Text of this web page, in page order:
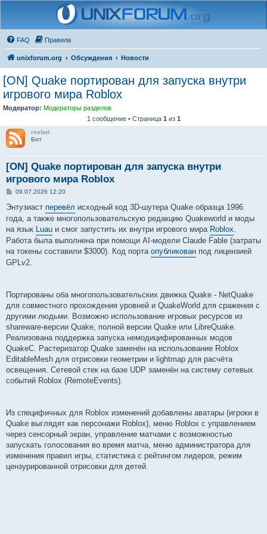
FAQ Правила
unixforum.org Обсуждения Новости
[ON] Quake портирован для запуска внутри
игрового мира Roblox
Модератор: Модераторы разделов
1 сообщение • Страница 1 из 1
rssbot
Бот
[ON] Quake портирован для запуска внутри
игрового мира Roblox
С
о
щ
е
и
е
09.07.2026 12:20
Энтузиаст перевёл исходный код 3D-шутера Quake образца 1996
года, а также многопользовательскую редакцию Quakeworld и моды
на язык Luau и смог запустить их внутри игрового мира Roblox.
Работа была выполнена при помощи AI-модели Claude Fable (затраты
на токены составили $3000). Код порта опубликован под лицензией
GPLv2.
Портированы оба многопользовательских движка Quake - NetQuake
для совместного прохождения уровней и QuakeWorld для сражения с
другими людьми. Возможно использование игровых ресурсов из
shareware-версии Quake, полной версии Quake или LibreQuake.
Реализована поддержка запуска немодицифированных модов
QuakeC. Растеризатор Quake заменён на использование Roblox
EditableMesh для отрисовки геометрии и lightmap для расчёта
освещения. Сетевой стек на базе UDP заменён на систему сетевых
событий Roblox (RemoteEvents).
Из специфичных для Roblox изменений добавлены аватары (игроки в
Quake выглядят как персонажи Roblox), меню Roblox c управлением
через сенсорный экран, управление матчами c возможностью
запускать голосования во время матча, меню администратора для
изменения правил игры, статистика с рейтингом лидеров, режим
цензурированной отрисовки для детей.